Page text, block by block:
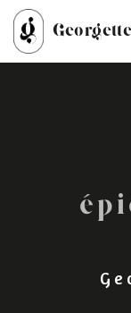
Georgette
Panneau de